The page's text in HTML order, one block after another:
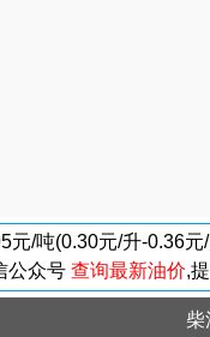
/吨(0.30元/升-0.36元
公众号 查询最新油价,
柴